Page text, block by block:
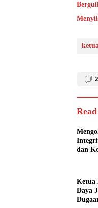
2
dan
Ketua
Daya